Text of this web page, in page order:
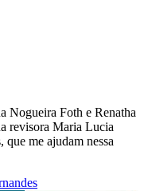
Nogueira Foth e Renatha
revisora Maria Lucia
que me ajudam nessa